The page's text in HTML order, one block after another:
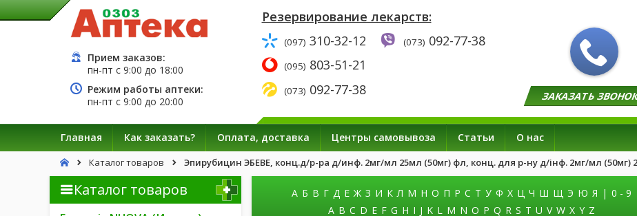
Прием заказов:
пн-пт с9:00 до 18:00
Режим работы аптеки:
пн-пт с9:00 до 20:00
Резервирование лекарств:
(097) 310-32-12
(095) 803-51-21
(073) 092-77-38
(073) 092-77-38
ЗАКАЗАТЬ
Главная Как заказать? Оплата, доставка Центры самовывоза Статьи О нас
Каталог товаров Эпирубицин ЭБЕВЕ, конц.д/р-ра д/инф. 2мг/мл 25мл (50мг) фл, конц. для р-ну д/інф. 2мг/мл (50мг)
Каталог товаров А Б В Г Д Е Ж З И К Л М Н О П Р С Т У Ф Х Ц Ч Ш Щ Э Ю Я | 0 - 9
A B C D E F G H I J K L M N O P Q R S T U V W X Y Z